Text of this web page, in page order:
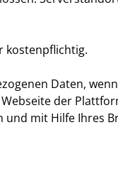
kostenpflichtig.
Daten,
der
mit Hilfe Ihres